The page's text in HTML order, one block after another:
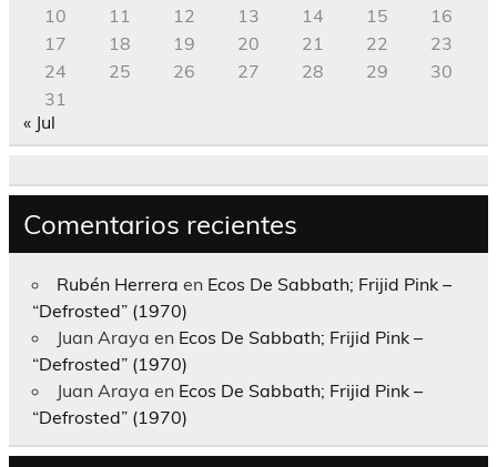
10
11 12 13 14 15
16
17
18 19 20 21 22
23
24
25 26 27 28 29
30
31
« Jul
Comentarios recientes
Rubén Herrera en Ecos De Sabbath; Frijid Pink –
“Defrosted” (1970)
Juan Araya en Ecos De Sabbath; Frijid Pink –
“Defrosted” (1970)
Juan Araya en Ecos De Sabbath; Frijid Pink –
“Defrosted” (1970)